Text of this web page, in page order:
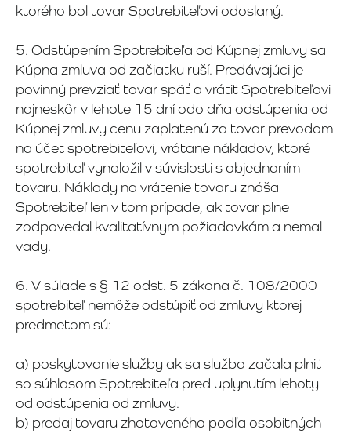
ktorého bol tovar Spotrebiteľovi odoslaný.
5. Odstúpením Spotrebiteľa od Kúpnej zmluvy sa
Kúpna zmluva od začiatku ruší. Predávajúci je
povinný prevziať tovar späť a vrátiť Spotrebiteľovi
najneskôr v lehote 15 dní odo dňa odstúpenia od
Kúpnej zmluvy cenu zaplatenú za tovar prevodom
na účet spotrebiteľovi, vrátane nákladov, ktoré
spotrebiteľ vynaložil v súvislosti s objednaním
tovaru. Náklady na vrátenie tovaru znáša
Spotrebiteľ len v tom prípade, ak tovar plne
zodpovedal kvalitatívnym požiadavkám a nemal
vady.
6. V súlade s § 12 odst. 5 zákona č. 108/2000
spotrebiteľ nemôže odstúpiť od zmluvy ktorej
predmetom sú:
a) poskytovanie služby ak sa služba začala plniť
so súhlasom Spotrebiteľa pred uplynutím lehoty
od odstúpenia od zmluvy.
b) predaj tovaru zhotoveného podľa osobitných